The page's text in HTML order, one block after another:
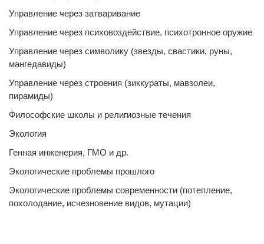
Управление через затваривание
Управление через психовоздействие, психотронное оружие
Управление через символику (звезды, свастики, руны,
мангедавиды)
Управление через строения (зиккураты, мавзолеи,
пирамиды)
Философские школы и религиозные течения
Экология
Генная инженерия, ГМО и др.
Экологические проблемы прошлого
Экологические проблемы современности (потепление,
похолодание, исчезновение видов, мутации)